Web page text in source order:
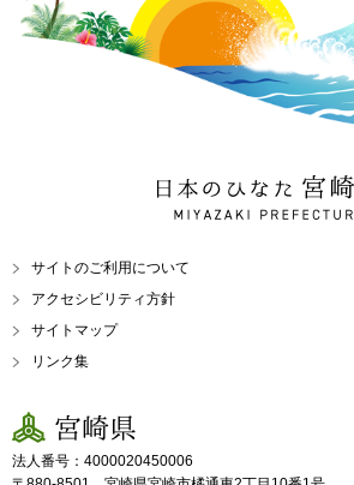
日本のひなた 宮崎県
MIYAZAKI PREFECTURE
サイトのご利用について
アクセシビリティ方針
サイトマップ
リンク集
宮崎県
法人番号：4000020450006